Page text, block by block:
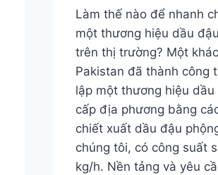
Làm thế nào để nhanh
một thương hiệu dầu
trên thị trường? Một
Pakistan đã thành công
lập một thương hiệu
cấp địa phương bằng
chiết xuất dầu đậu
chúng tôi, có công suất
kg/h. Nền tảng và yêu